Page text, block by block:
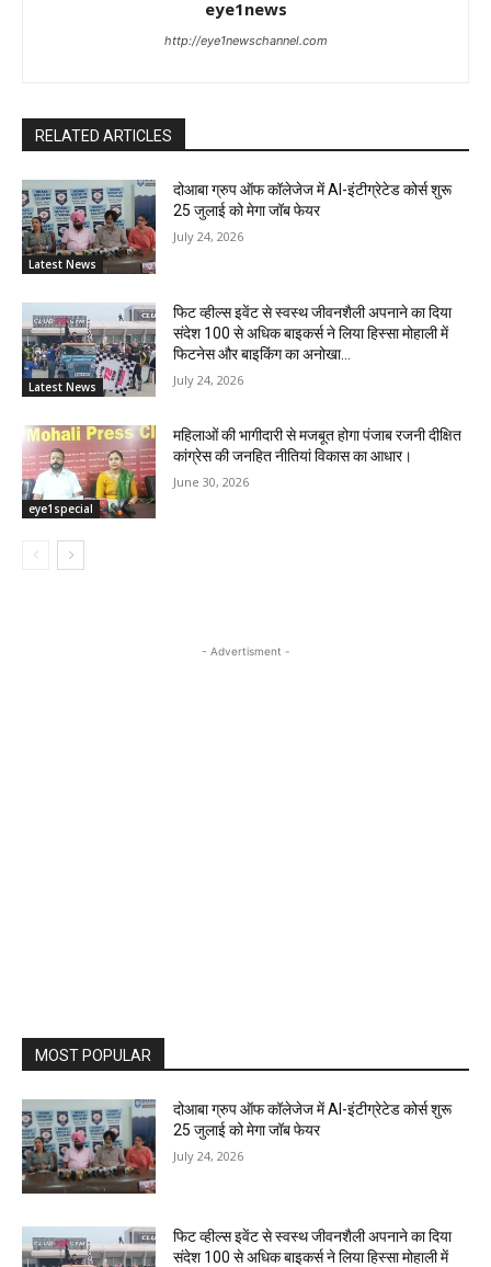
eye1news
http://eye1newschannel.com
RELATED ARTICLES
Latest News
दोआबा ग्रुप ऑफ कॉलेजेज में AI-इंटीग्रेटेड कोर्स शुरू
25 जुलाई को मेगा जॉब फेयर
July 24, 2026
Latest News
फिट व्हील्स इवेंट से स्वस्थ जीवनशैली अपनाने का दिया
संदेश 100 से अधिक बाइकर्स ने लिया हिस्सा मोहाली में
फिटनेस और बाइकिंग का अनोखा...
July 24, 2026
eye1special
महिलाओं की भागीदारी से मजबूत होगा पंजाब रजनी दीक्षित
कांग्रेस की जनहित नीतियां विकास का आधार।
June 30, 2026
- Advertisment -
MOST POPULAR
दोआबा ग्रुप ऑफ कॉलेजेज में AI-इंटीग्रेटेड कोर्स शुरू
25 जुलाई को मेगा जॉब फेयर
July 24, 2026
फिट व्हील्स इवेंट से स्वस्थ जीवनशैली अपनाने का दिया
संदेश 100 से अधिक बाइकर्स ने लिया हिस्सा मोहाली में